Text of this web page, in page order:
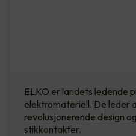
ELKO er landets ledende
elektromateriell. De leder
revolusjonerende design
stikkontakter.